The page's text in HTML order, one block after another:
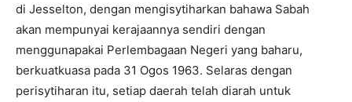
di Jesselton, dengan mengisytiharkan bahawa Sabah
akan mempunyai kerajaannya sendiri dengan
menggunapakai Perlembagaan Negeri yang baharu,
berkuatkuasa pada 31 Ogos 1963. Selaras dengan
perisytiharan itu, setiap daerah telah diarah untuk